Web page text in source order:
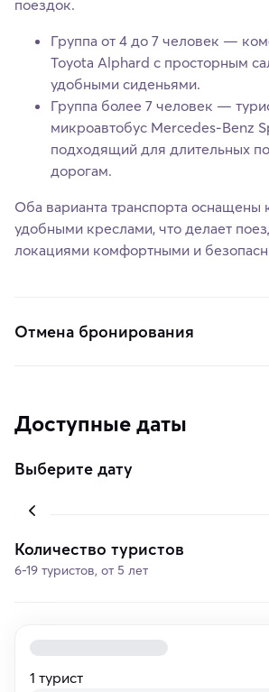
поездок.
Группа от 4 до 7 человек —
Toyota Alphard с просторным
удобными сиденьями.
Группа более 7 человек —
микроавтобус Mercedes-Benz
подходящий для длительных
дорогам.
Оба варианта транспорта
удобными креслами, что делает
локациями комфортными и
Отмена бронирования
Доступные даты
Выберите дату
Количество туристов
6-19 туристов, от 5 лет
1 турист